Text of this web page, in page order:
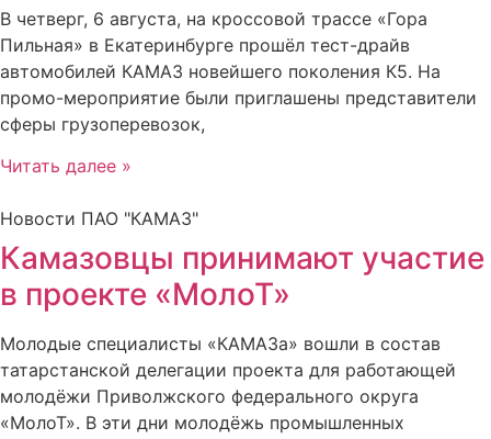
В четверг, 6 августа, на кроссовой трассе «Гора
Пильная» в Екатеринбурге прошёл тест-драйв
автомобилей КАМАЗ новейшего поколения К5. На
промо-мероприятие были приглашены представители
сферы грузоперевозок,
Читать далее »
Новости ПАО "КАМАЗ"
Камазовцы принимают участие
в проекте «МолоТ»
Молодые специалисты «КАМАЗа» вошли в состав
татарстанской делегации проекта для работающей
молодёжи Приволжского федерального округа
«МолоТ». В эти дни молодёжь промышленных